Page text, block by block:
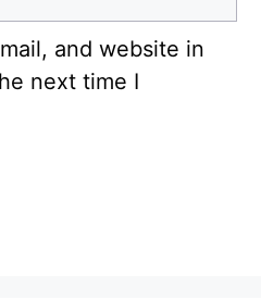
and website in
next time I